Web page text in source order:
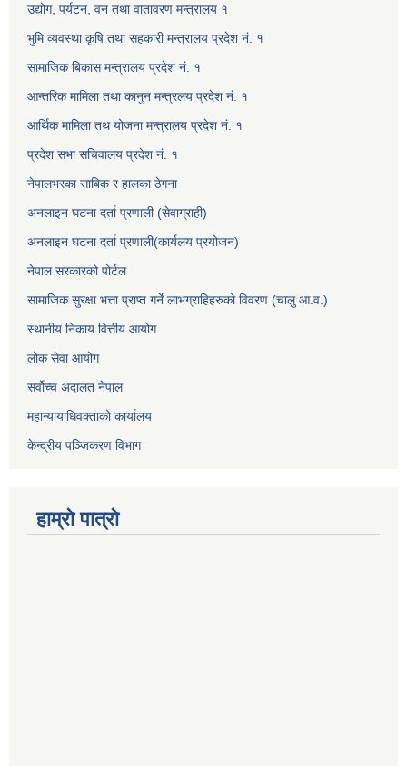
उद्योग, पर्यटन, वन तथा वातावरण मन्त्रालय १
भुमि व्यवस्था कृषि तथा सहकारी मन्त्रालय प्रदेश नं. १
सामाजिक बिकास मन्त्रालय प्रदेश नं. १
आन्तरिक मामिला तथा कानुन मन्त्रलय प्रदेश नं. १
आर्थिक मामिला तथ योजना मन्त्रालय प्रदेश नं. १
प्रदेश सभा सचिवालय प्रदेश नं. १
नेपालभरका साबिक र हालका ठेगना
अनलाइन घटना दर्ता प्रणाली (सेवाग्राही)
अनलाइन घटना दर्ता प्रणाली(कार्यलय प्रयोजन)
नेपाल सरकारको पोर्टल
सामाजिक सुरक्षा भत्ता प्राप्त गर्ने लाभग्राहिहरुको विवरण (चालु आ.व.)
स्थानीय निकाय वित्तीय आयोग
लोक सेवा आयोग
सर्वोच्च अदालत नेपाल
महान्यायाधिवक्ताको कार्यालय
केन्द्रीय पञ्जिकरण विभाग
हाम्रो पात्रो